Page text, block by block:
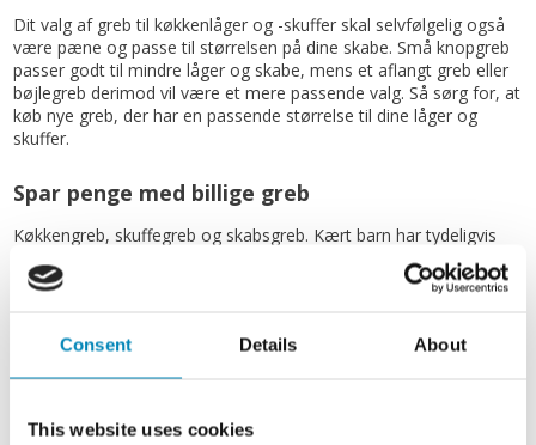
Consent Details About
This website uses cookies
Dit valg af greb til køkkenlåger og -skuffer skal selvfølgelig også
være pæne og passe til størrelsen på dine skabe. Små knopgreb
passer godt til mindre låger og skabe, mens et aflangt greb eller
bøjlegreb derimod vil være et mere passende valg. Så sørg for, at
køb nye greb, der har en passende størrelse til dine låger og
skuffer.
Spar penge med billige greb
Køkkengreb, skuffegreb og skabsgreb. Kært barn har tydeligvis
mange navne. Men greb er også en alsidig størrelse, så derfor er
det også vigtigt, at man har mange forskellige valgmuligheder.
Hos os har du først og fremmest et kæmpe udvalg af greb til
vores hjemmeside eller kontakt os for hjælp og rådgivning. Har